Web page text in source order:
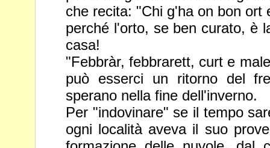
che recita: "Chi g'ha on bon ort
perché l'orto, se ben curato, è
casa!
"Febbràr, febbrarett, curt e
può esserci un ritorno del
sperano nella fine dell'inverno.
Per "indovinare" se il tempo
ogni località aveva il suo